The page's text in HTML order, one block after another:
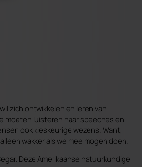
zich ontwikkelen en leren van
moeten luisteren naar speeches en
ook kieskeurige wezens. Want,
wakker als we mee mogen doen.
Deze Amerikaanse natuurkundige